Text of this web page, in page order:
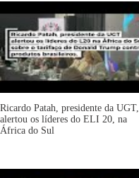
Ricardo Patah, presidente da UGT,
alertou os líderes do ELI 20, na
África do Sul